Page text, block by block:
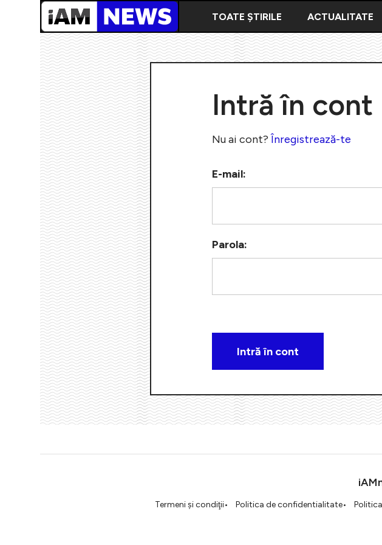
TOATE ȘTIRILE ACTUALITATE
Intră în cont
Nu ai cont?Înregistrează-te
E-mail:
Parola:
Termeni şi condiţii Politica de confidentialitate